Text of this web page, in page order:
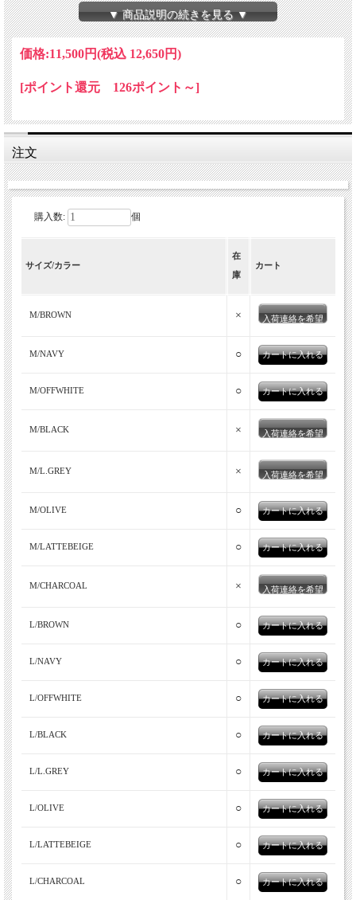
しく着れるニットTEE。いつものアイス
ジュアルに着られる一着です。
MOONCASTLE春夏の定番、麻の様な涼しげなシャリ感のあるド
ライタッチで夏でもさらっと爽やかなアイスコットンシリーズよ
り、リラックスしたTシャツタイプの半袖ニットが2026年より新
登場。ニットと言えども暑苦しさはなくてビジカジスタイルにも
老舗ニット工場発のニットウェアブランドMOON
MOONCASTLEは、大阪市内から1時間程の、海や山に囲まれた
のどかな大阪府南部の岬町にある、1966年創業のニット工場が新
たにスタートしたメンズニットブランドです。MOONCASTLEで
南部の岬町で作られています。
▼ 商品説明の続きを見る ▼
価格:11,500円(税込 12,650円)
[ポイント還元 126ポイント～]
注文
購入数: 個
サイズ/カラー
在
庫
カート
M/BROWN × 入荷連絡を希望
M/NAVY ○
M/OFFWHITE ○
M/BLACK × 入荷連絡を希望
M/L.GREY × 入荷連絡を希望
M/OLIVE ○
M/LATTEBEIGE ○
M/CHARCOAL × 入荷連絡を希望
L/BROWN ○
L/NAVY ○
L/OFFWHITE ○
L/BLACK ○
L/L.GREY ○
L/OLIVE ○
L/LATTEBEIGE ○
L/CHARCOAL ○